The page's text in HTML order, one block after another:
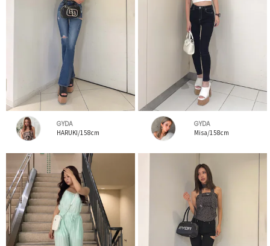
GYDA
HARUKI/158cm
GYDA
Misa/158cm